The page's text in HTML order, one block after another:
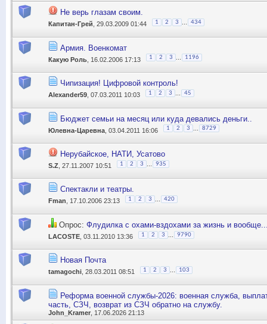
Не верь глазам своим.
Капитан-Грей , 29.03.2009 01:44 1 2 3 434
Армия. Военкомат
Какую Роль , 16.02.2006 17:13 1 2 3 1196
Чипизация! Цифровой контроль!
Alexander59 , 07.03.2011 10:03 1 2 3 45
Бюджет семьи на месяц или куда девались деньги..
Юлевна-Царевна , 03.04.2011 16:06 1 2 3 8729
Нерубайское, НАТИ, Усатово
S.Z , 27.11.2007 10:51 1 2 3 935
Спектакли и театры.
Fman , 17.10.2006 23:13 1 2 3 420
Опрос: Флудилка с охами-вздохами за жизнь и
LACOSTE , 03.11.2010 13:36 1 2 3 9790
Новая Почта
tamagochi , 28.03.2011 08:51 1 2 3 103
Реформа военной службы-2026: военная служба,
часть, СЗЧ, возврат из СЗЧ обратно на службу.
John_Kramer , 17.06.2026 21:13